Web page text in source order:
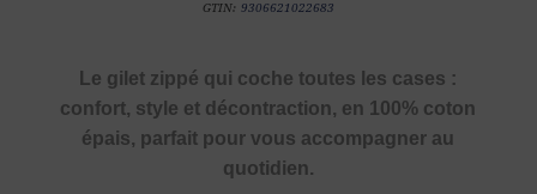
GTIN: 9306621022683
Le gilet zippé qui coche toutes les cases :
confort, style et décontraction, en 100% coton
épais, parfait pour vous accompagner au
quotidien.